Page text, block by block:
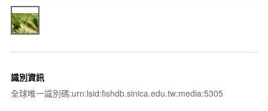
識別資訊
全球唯一識別碼:urn:lsid:fishdb.sinica.edu.tw:media:5305